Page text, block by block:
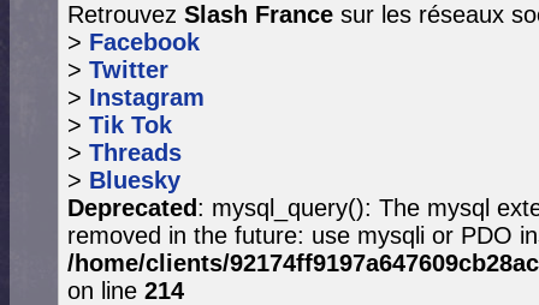
Retrouvez Slash France sur les réseaux
> Facebook
> Twitter
> Instagram
> Tik Tok
> Threads
> Bluesky
Deprecated: mysql_query(): The mysql
removed in the future: use mysqli or PDO
/home/clients/
on line 214